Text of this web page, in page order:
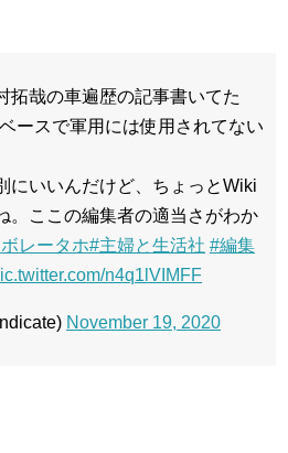
拓哉の車遍歴の記事書いてた
ースで軍用には使用されてない
にいいんだけど、ちょっとWiki
。ここの編集者の適当さがわか
レータホ#主婦と生活社 #編集
n4q1lVIMFF
November 19, 2020